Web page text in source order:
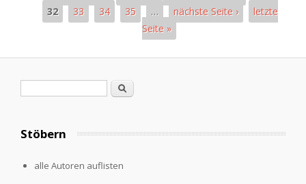
32
33 34 35 … nächste Seite ›
letzte
Seite »
Search
Stöbern
alle Autoren auflisten